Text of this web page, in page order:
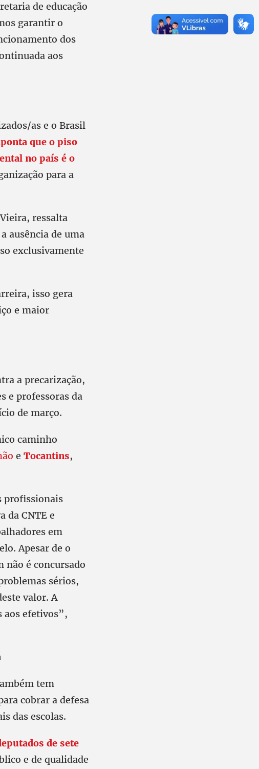
de educação
garantir o
dos
aos
as e o Brasil
que o piso
no país é o
para a
ressalta
ausência de uma
exclusivamente
isso gera
e maior
a precarização,
e professoras da
de março.
caminho
e Tocantins,
profissionais
da CNTE e
em
Apesar de o
não é concursado
sérios,
valor. A
aos efetivos”,
tem
cobrar a defesa
das escolas.
de sete
e de qualidade